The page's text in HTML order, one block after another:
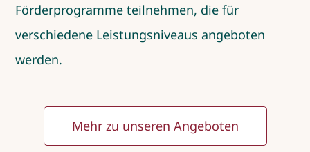
Förderprogramme teilnehmen, die für
verschiedene Leistungsniveaus angeboten
werden.
Mehr zu unseren Angeboten